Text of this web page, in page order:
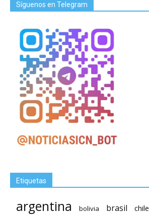
Síguenos en Telegram
Etiquetas
argentina bolivia brasil chile